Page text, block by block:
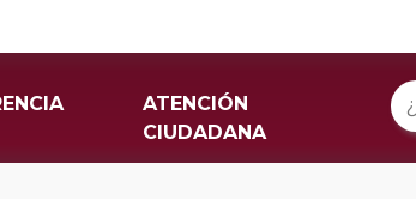
ATENCIÓN
CIUDADANA